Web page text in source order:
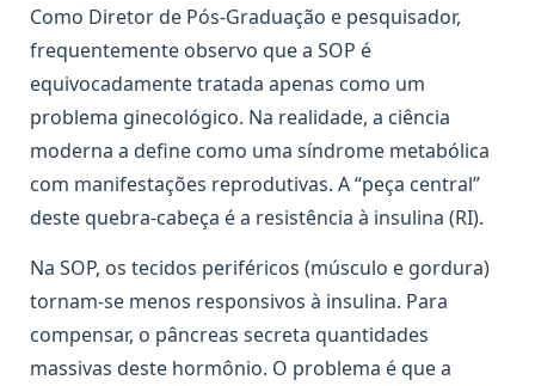
Como Diretor de Pós-Graduação e pesquisador,
frequentemente observo que a SOP é
equivocadamente tratada apenas como um
problema ginecológico. Na realidade, a ciência
moderna a define como uma síndrome metabólica
com manifestações reprodutivas. A “peça central”
deste quebra-cabeça é a resistência à insulina (RI).
Na SOP, os tecidos periféricos (músculo e gordura)
tornam-se menos responsivos à insulina. Para
compensar, o pâncreas secreta quantidades
massivas deste hormônio. O problema é que a